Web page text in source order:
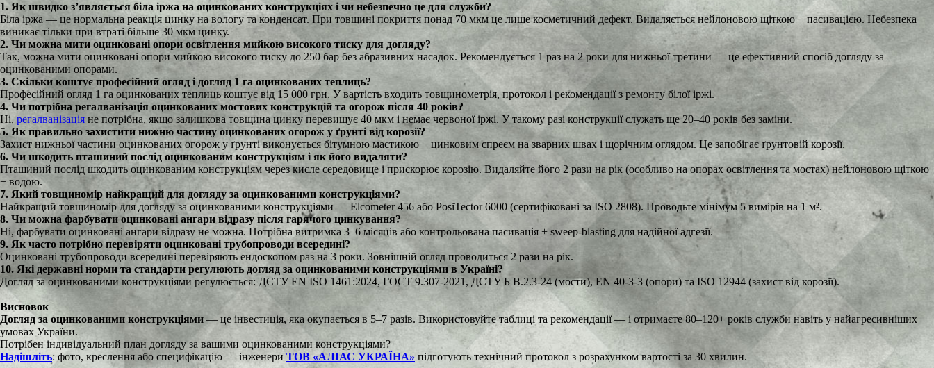
1. Як швидко з’являється біла іржа на оцинкованих конструкціях і чи небезпечно це для служби?
Біла іржа — це нормальна реакція цинку на вологу та конденсат. При товщині покриття понад 70 мкм це лише косметичний дефект. Видаляється нейлоновою щіткою + пасивацією. Небезпека
виникає тільки при втраті більше 30 мкм цинку.
2. Чи можна мити оцинковані опори освітлення мийкою високого тиску для догляду?
Так, можна мити оцинковані опори мийкою високого тиску до 250 бар без абразивних насадок. Рекомендується 1 раз на 2 роки для нижньої третини — це ефективний спосіб догляду за
оцинкованими опорами.
3. Скільки коштує професійний огляд і догляд 1 га оцинкованих теплиць?
Професійний огляд 1 га оцинкованих теплиць коштує від 15 000 грн. У вартість входить товщинометрія, протокол і рекомендації з ремонту білої іржі.
4. Чи потрібна регалванізація оцинкованих мостових конструкцій та огорож після 40 років?
Ні,регалванізація не потрібна, якщо залишкова товщина цинку перевищує 40 мкм і немає червоної іржі. У такому разі конструкції служать ще 20–40 років без заміни.
5. Як правильно захистити нижню частину оцинкованих огорож у ґрунті від корозії?
Захист нижньої частини оцинкованих огорож у ґрунті виконується бітумною мастикою + цинковим спреєм на зварних швах і щорічним оглядом. Це запобігає ґрунтовій корозії.
6. Чи шкодить пташиний послід оцинкованим конструкціям і як його видаляти?
Пташиний послід шкодить оцинкованим конструкціям через кисле середовище і прискорює корозію. Видаляйте його 2 рази на рік (особливо на опорах освітлення та мостах) нейлоновою щіткою
+ водою.
7. Який товщиномір найкращий для догляду за оцинкованими конструкціями?
Найкращий товщиномір для догляду за оцинкованими конструкціями — Elcometer 456 або PosiTector 6000 (сертифіковані за ISO 2808). Проводьте мінімум 5 вимірів на 1 м².
8. Чи можна фарбувати оцинковані ангари відразу після гарячого цинкування?
Ні, фарбувати оцинковані ангари відразу не можна. Потрібна витримка 3–6 місяців або контрольована пасивація + sweep-blasting для надійної адгезії.
9. Як часто потрібно перевіряти оцинковані трубопроводи всередині?
Оцинковані трубопроводи всередині перевіряють ендоскопом раз на 3 роки. Зовнішній огляд проводиться 2 рази на рік.
10. Які державні норми та стандарти регулюють догляд за оцинкованими конструкціями в Україні?
Догляд за оцинкованими конструкціями регулюється: ДСТУ EN ISO 1461:2024, ГОСТ 9.307-2021, ДСТУ Б В.2.3-24 (мости), EN 40-3-3 (опори) та ISO 12944 (захист від корозії).
Висновок
Догляд за оцинкованими конструкціями — це інвестиція, яка окупається в 5–7 разів. Використовуйте таблиці та рекомендації — і отримаєте 80–120+ років служби навіть у найагресивніших
умовах України.
Потрібен індивідуальний план догляду за вашими оцинкованими конструкціями?
Надішліть: фото, креслення або специфікацію — інженери ТОВ «АЛІАС УКРАЇНА» підготують технічний протокол з розрахунком вартості за 30 хвилин.